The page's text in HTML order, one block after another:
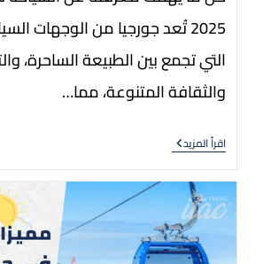
2025 تُعد جورجيا من الوجهات
التي تجمع بين الطبيعة الساحرة،
والثقافة المتنوعة، مما…
اقرأ المزيد